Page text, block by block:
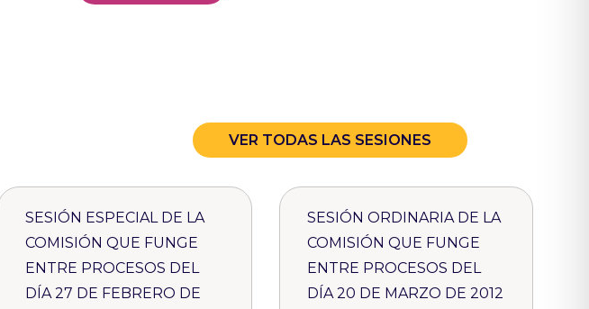
VER TODAS LAS SESIONES
SESIÓN ESPECIAL DE LA
COMISIÓN QUE FUNGE
ENTRE PROCESOS DEL
DÍA 27 DE FEBRERO DE
SESIÓN ORDINARIA DE LA
COMISIÓN QUE FUNGE
ENTRE PROCESOS DEL
DÍA 20 DE MARZO DE 2012